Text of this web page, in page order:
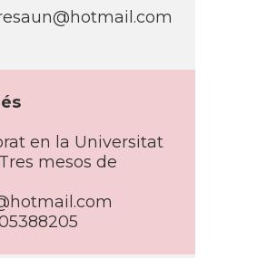
en la Universitat
mesos de